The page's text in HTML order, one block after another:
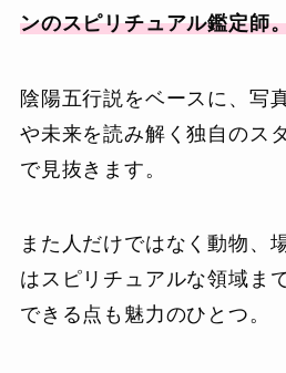
ンのスピリチュアル鑑定師
陰陽五行説をベースに、写
や未来を読み解く独自のス
で見抜きます。
また人だけではなく動物、
はスピリチュアルな領域ま
できる点も魅力のひとつ。